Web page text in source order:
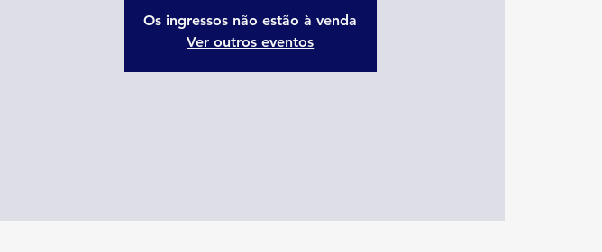
Os ingressos não estão à venda
Ver outros eventos